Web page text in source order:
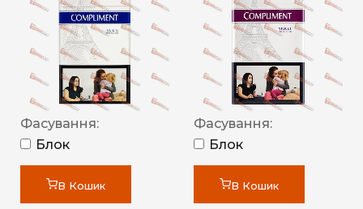
Фасування:
Блок
В Кошик
Фасування:
Блок
В Кошик